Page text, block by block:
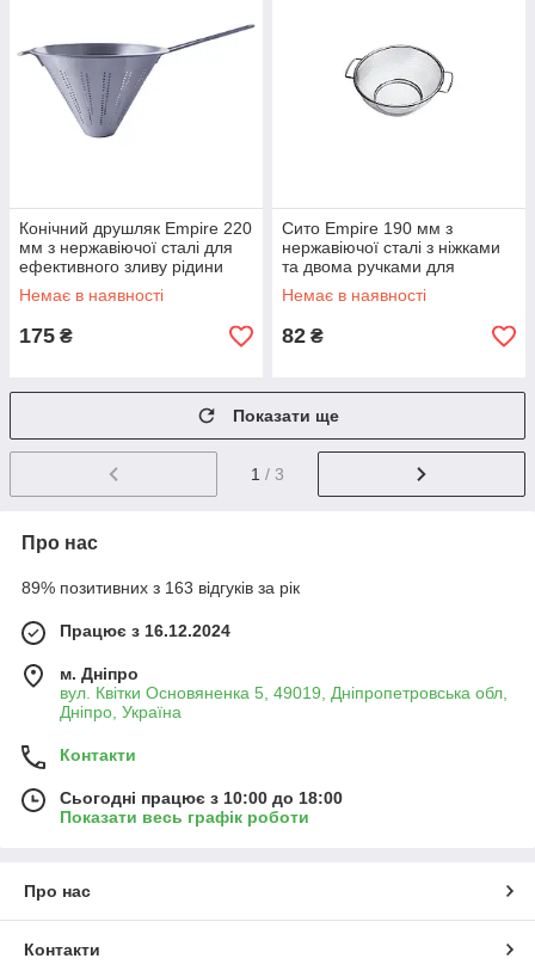
Конічний друшляк Empire 220
мм з нержавіючої сталі для
ефективного зливу рідини
Немає в наявності
175 ₴
Сито Empire 190 мм з
нержавіючої сталі з ніжками
та двома ручками для
помідорів (0919), Китай
Немає в наявності
82 ₴
Показати ще
1 / 3
Про нас
89% позитивних з 163 відгуків за рік
Працює з 16.12.2024
м. Дніпро
вул. Квітки Основяненка 5, 49019, Дніпропетровська обл,
Дніпро, Україна
Контакти
Сьогодні працює з 10:00 до 18:00
Показати весь графік роботи
Про нас
Контакти